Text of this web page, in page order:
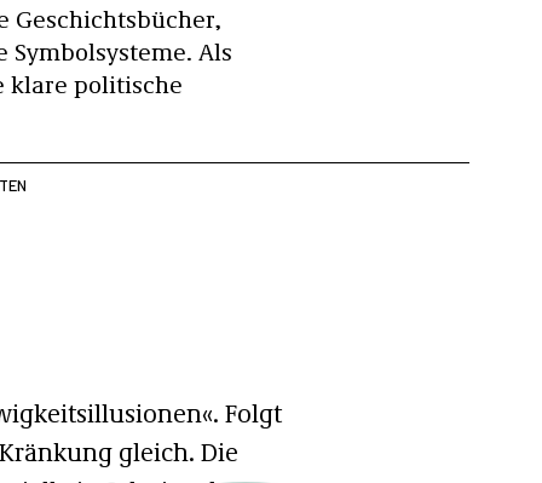
Geschichtsbücher,
Als
klare politische
Folgt
gleich. Die